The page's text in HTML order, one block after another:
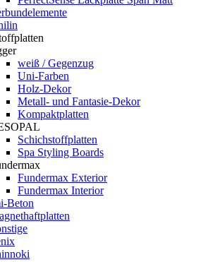
weiß / Gegenzug
Uni-Farben
Holz-Dekor
Metall- und Fantasie-Dekor
Kompaktplatten
Schichstoffplatten
Spa Styling Boards
Fundermax Exterior
Fundermax Interior
Beton